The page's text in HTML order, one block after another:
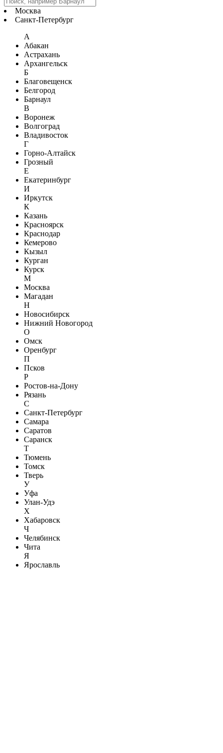
Москва
Санкт-Петербург
А
Абакан
Астрахань
Архангельск
Б
Благовещенск
Белгород
Барнаул
В
Воронеж
Волгоград
Владивосток
Г
Горно-Алтайск
Грозный
Е
Екатеринбург
И
Иркутск
К
Казань
Красноярск
Краснодар
Кемерово
Кызыл
Курган
Курск
М
Москва
Магадан
Н
Новосибирск
Нижний Новогород
О
Омск
Оренбург
П
Псков
Р
Ростов-на-Дону
Рязань
С
Санкт-Петербург
Самара
Саратов
Саранск
Т
Тюмень
Томск
Тверь
У
Уфа
Улан-Удэ
Х
Хабаровск
Ч
Челябинск
Чита
Я
Ярославль